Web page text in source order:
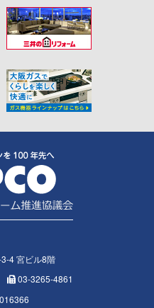
4 宮ビル8階
03-3265-4861